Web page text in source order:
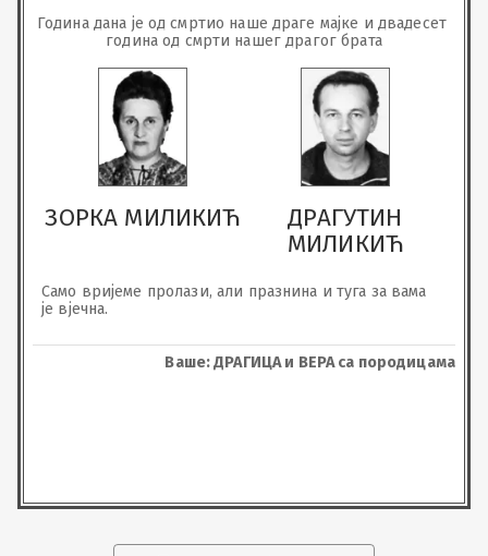
Година дана је од смртио наше драге мајке и двадесет
година од смрти нашег драгог брата
ЗОРКА МИЛИКИЋ
ДРАГУТИН
МИЛИКИЋ
Само вријеме пролази, али празнина и туга за вама
је вјечна.
Ваше: ДРАГИЦА и ВЕРА са породицама